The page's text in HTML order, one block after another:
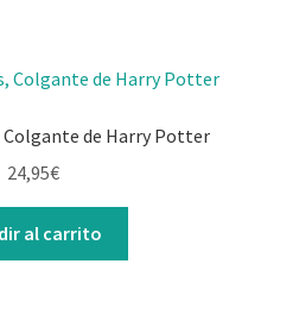
de Harry Potter
24,95€
al carrito